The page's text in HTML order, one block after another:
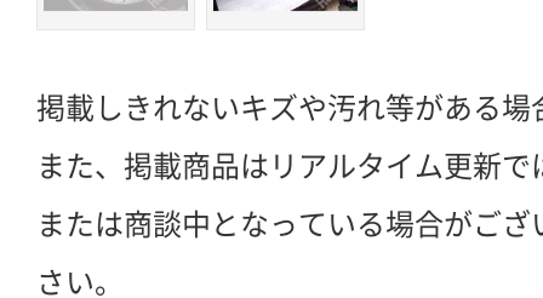
掲載しきれないキズや汚れ等がある場
また、掲載商品はリアルタイム更新
または商談中となっている場合がご
さい。